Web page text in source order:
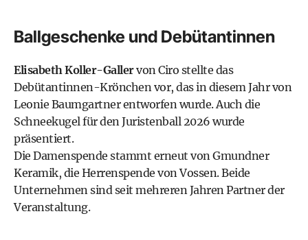
Ballgeschenke und Debütantinnen
Elisabeth Koller-Gallervon Ciro stellte das
Debütantinnen-Krönchen vor, das in diesem Jahr von
Leonie Baumgartner entworfen wurde. Auch die
Schneekugel für den Juristenball 2026 wurde
präsentiert.
Die Damenspende stammt erneut von Gmundner
Keramik, die Herrenspende von Vossen. Beide
Unternehmen sind seit mehreren Jahren Partner der
Veranstaltung.